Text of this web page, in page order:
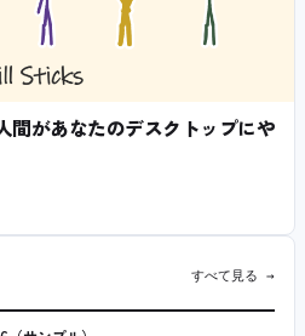
があなたのデスクトップにや
すべて見る →